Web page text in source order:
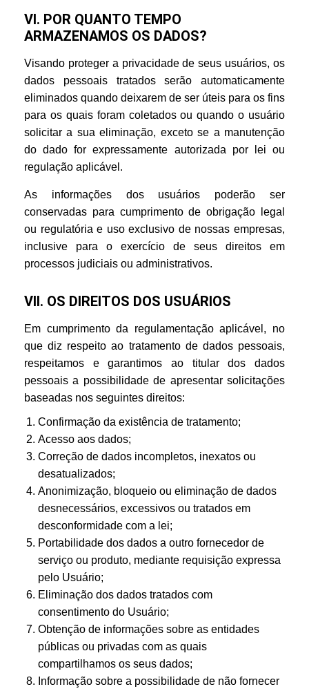
VI. POR QUANTO TEMPO
ARMAZENAMOS OS DADOS?
Visando proteger a privacidade de seus usuários, os
dados pessoais tratados serão automaticamente
eliminados quando deixarem de ser úteis para os fins
para os quais foram coletados ou quando o usuário
solicitar a sua eliminação, exceto se a manutenção
do dado for expressamente autorizada por lei ou
regulação aplicável.
As informações dos usuários poderão ser
conservadas para cumprimento de obrigação legal
ou regulatória e uso exclusivo de nossas empresas,
inclusive para o exercício de seus direitos em
processos judiciais ou administrativos.
VII. OS DIREITOS DOS USUÁRIOS
Em cumprimento da regulamentação aplicável, no
que diz respeito ao tratamento de dados pessoais,
respeitamos e garantimos ao titular dos dados
pessoais a possibilidade de apresentar solicitações
baseadas nos seguintes direitos:
Confirmação da existência de tratamento;
Acesso aos dados;
Correção de dados incompletos, inexatos ou
desatualizados;
Anonimização, bloqueio ou eliminação de dados
desnecessários, excessivos ou tratados em
desconformidade com a lei;
Portabilidade dos dados a outro fornecedor de
serviço ou produto, mediante requisição expressa
pelo Usuário;
Eliminação dos dados tratados com
consentimento do Usuário;
Obtenção de informações sobre as entidades
públicas ou privadas com as quais
compartilhamos os seus dados;
Informação sobre a possibilidade de não fornecer